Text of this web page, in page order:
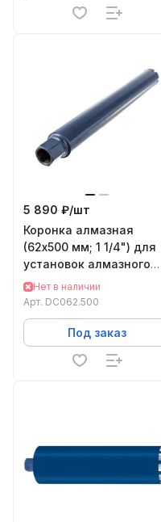
5 890 ₽/шт
Коронка алмазная
(62х500 мм; 1 1/4") для
установок алмазного
бурения KEOS
DC062.500
Нет в наличии
Арт. DC062.500
Под заказ